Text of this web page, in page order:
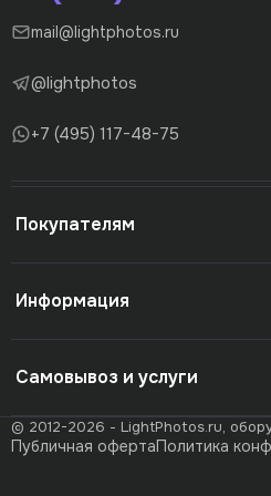
mail@lightphotos.ru
@lightphotos
+7 (495) 117-48-75
Покупателям
Информация
Самовывоз и услуги
© 2012-2026 - LightPhotos.ru,
Публичная офертаПолитика